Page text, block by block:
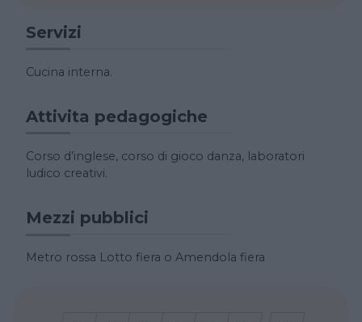
Servizi
Cucina interna.
Attivita pedagogiche
Corso d’inglese, corso di gioco danza, laboratori
ludico creativi.
Mezzi pubblici
Metro rossa Lotto fiera o Amendola fiera